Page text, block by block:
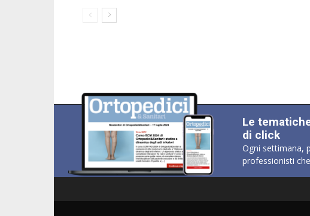
Le
di click
Ogni settimana,
professionisti